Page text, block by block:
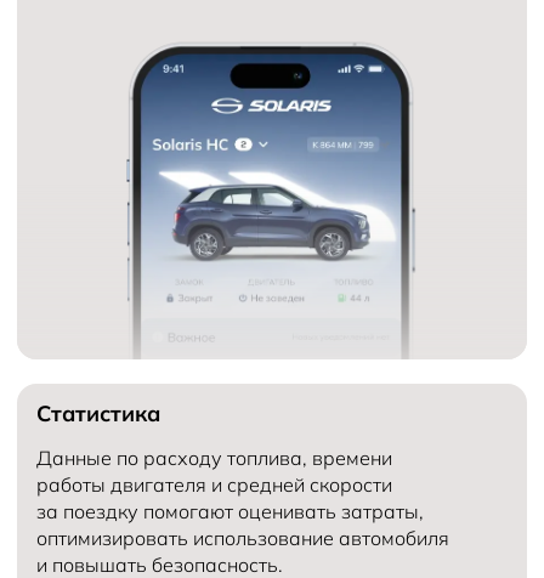
Статистика
Данные по расходу топлива, времени
работы двигателя и средней скорости
за поездку помогают оценивать затраты,
оптимизировать использование автомобиля
и повышать безопасность.